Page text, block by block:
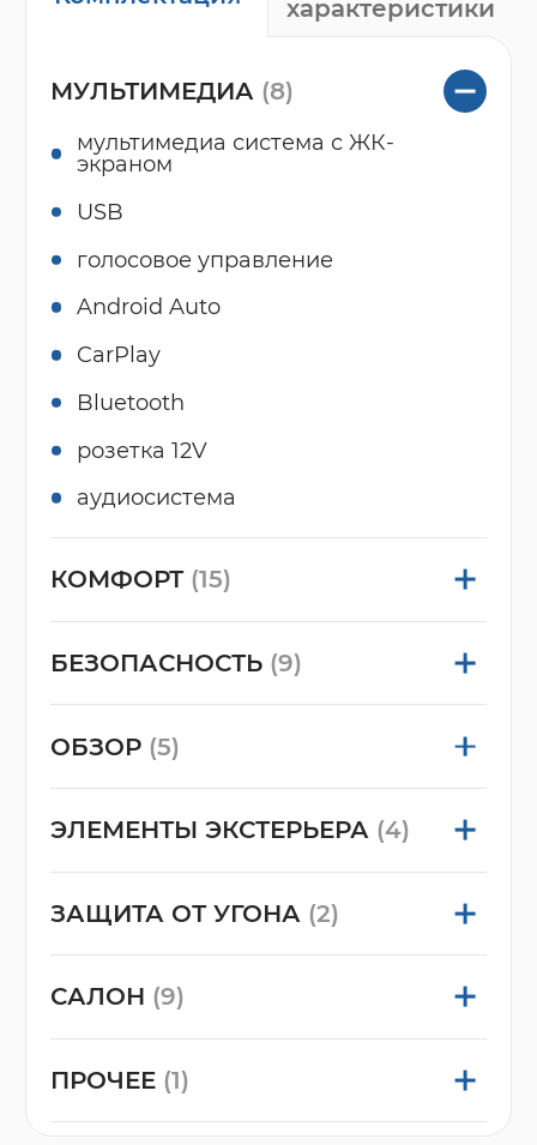
характеристики
МУЛЬТИМЕДИА (8)
мультимедиа система с ЖК-
экраном
USB
голосовое управление
Android Auto
CarPlay
Bluetooth
розетка 12V
аудиосистема
КОМФОРТ (15)
БЕЗОПАСНОСТЬ (9)
ОБЗОР (5)
ЭЛЕМЕНТЫ ЭКСТЕРЬЕРА (4)
ЗАЩИТА ОТ УГОНА (2)
САЛОН (9)
ПРОЧЕЕ (1)